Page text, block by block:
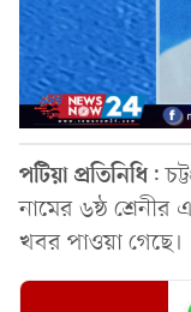
পটিয়াপ্রতিনিধি :
নামের ৬ষ্ঠ
খবর পাওয়া গেছে।